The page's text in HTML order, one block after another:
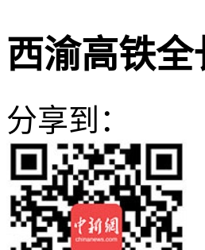
西渝高铁全
分享到：